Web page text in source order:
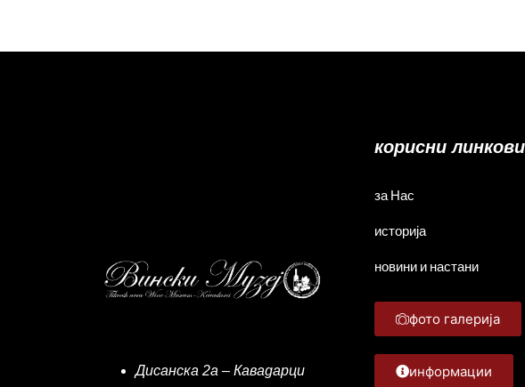
Дисанска 2а – Кавадарци
корисни линкови
за Нас
историја
новини и настани
фото галерија
информации